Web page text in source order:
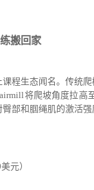
搬回家
程生态闻名。传统爬
将爬坡角度拉高
部和腘绳肌的激活强
元）